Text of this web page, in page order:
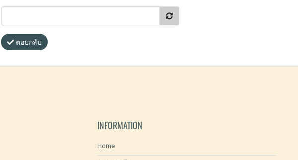
ตอบกลับ
INFORMATION
Home